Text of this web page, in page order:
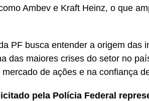
Ambev e Kraft Heinz, o que
PF busca entender a origem das
das maiores crises do setor no
de ações e na confiança
pela Polícia Federal